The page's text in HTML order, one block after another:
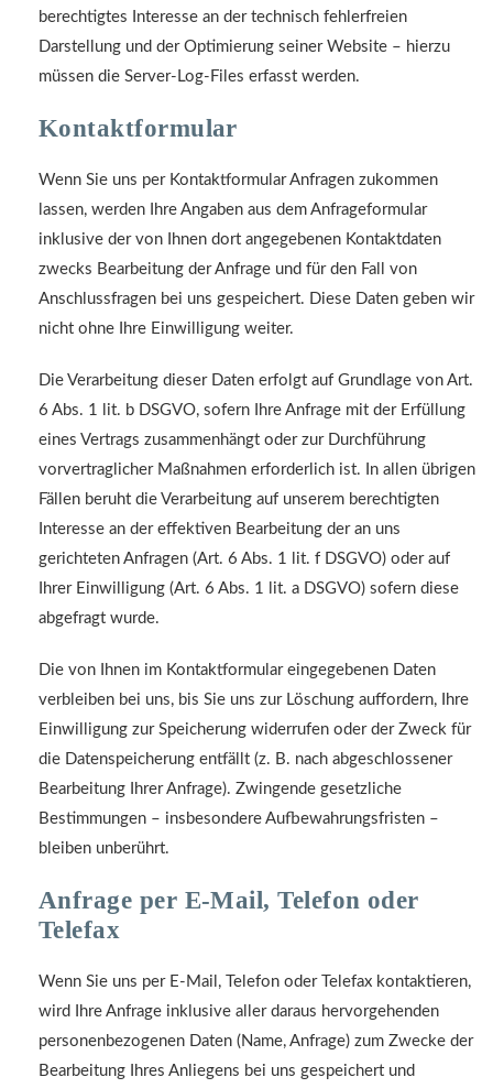
berechtigtes Interesse an der technisch fehlerfreien
Darstellung und der Optimierung seiner Website – hierzu
müssen die Server-Log-Files erfasst werden.
Kontaktformular
Wenn Sie uns per Kontaktformular Anfragen zukommen
lassen, werden Ihre Angaben aus dem Anfrageformular
inklusive der von Ihnen dort angegebenen Kontaktdaten
zwecks Bearbeitung der Anfrage und für den Fall von
Anschlussfragen bei uns gespeichert. Diese Daten geben wir
nicht ohne Ihre Einwilligung weiter.
Die Verarbeitung dieser Daten erfolgt auf Grundlage von Art.
6 Abs. 1 lit. b DSGVO, sofern Ihre Anfrage mit der Erfüllung
eines Vertrags zusammenhängt oder zur Durchführung
vorvertraglicher Maßnahmen erforderlich ist. In allen übrigen
Fällen beruht die Verarbeitung auf unserem berechtigten
Interesse an der effektiven Bearbeitung der an uns
gerichteten Anfragen (Art. 6 Abs. 1 lit. f DSGVO) oder auf
Ihrer Einwilligung (Art. 6 Abs. 1 lit. a DSGVO) sofern diese
abgefragt wurde.
Die von Ihnen im Kontaktformular eingegebenen Daten
verbleiben bei uns, bis Sie uns zur Löschung auffordern, Ihre
Einwilligung zur Speicherung widerrufen oder der Zweck für
die Datenspeicherung entfällt (z. B. nach abgeschlossener
Bearbeitung Ihrer Anfrage). Zwingende gesetzliche
Bestimmungen – insbesondere Aufbewahrungsfristen –
bleiben unberührt.
Anfrage per E-Mail, Telefon oder
Telefax
Wenn Sie uns per E-Mail, Telefon oder Telefax kontaktieren,
wird Ihre Anfrage inklusive aller daraus hervorgehenden
personenbezogenen Daten (Name, Anfrage) zum Zwecke der
Bearbeitung Ihres Anliegens bei uns gespeichert und